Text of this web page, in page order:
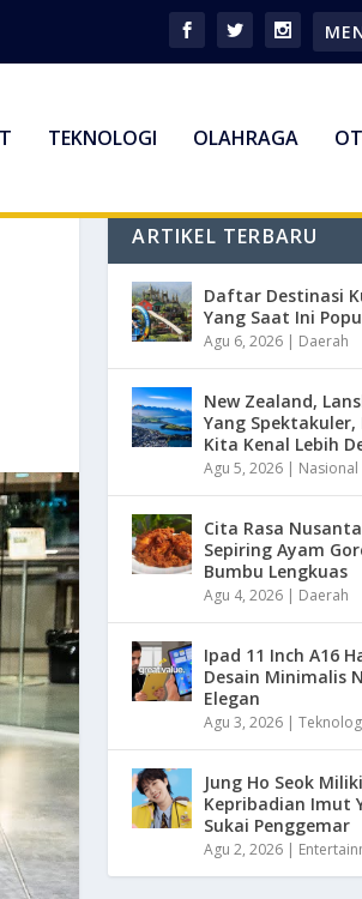
TEKNOLOGI OLAHRAGA
ARTIKEL TERBARU
Daftar Destinasi
Yang Saat Ini
Agu 6, 2026 | Daerah
New Zealand,
Yang Spektakuler,
Kita Kenal Lebih
Agu 5, 2026 | Nasional
Cita Rasa
Sepiring Ayam
Bumbu Lengkuas
Agu 4, 2026 | Daerah
Ipad 11 Inch A16
Desain Minimalis
Elegan
Agu 3, 2026 |
Jung Ho Seok Miliki
Kepribadian Imut
Sukai Penggemar
Agu 2, 2026 |